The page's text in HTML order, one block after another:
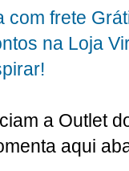
com frete
na Loja
a Outlet
aqui